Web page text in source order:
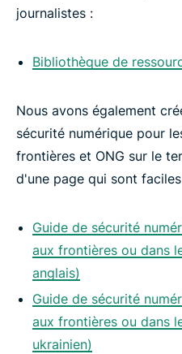
journalistes :
Bibliothèque de
Nous avons également
sécurité numérique pour
frontières et ONG sur le
d'une page qui sont
Guide de sécurité
aux frontières ou dans
anglais)
Guide de sécurité
aux frontières ou dans
ukrainien)